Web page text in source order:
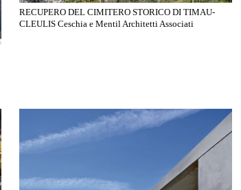
RECUPERO DEL CIMITERO STORICO DI TIMAU-
CLEULIS Ceschia e Mentil Architetti Associati